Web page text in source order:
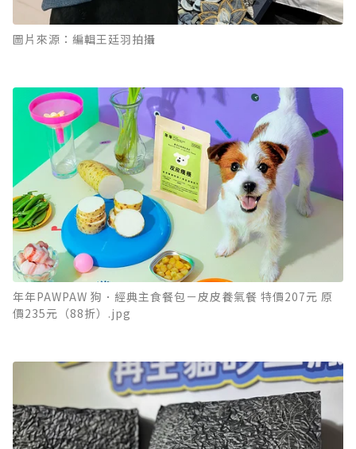
圖片來源：編輯王廷羽拍攝
年年PAWPAW 狗．經典主食餐包－皮皮養氣餐 特價207元 原
價235元（88折）.jpg